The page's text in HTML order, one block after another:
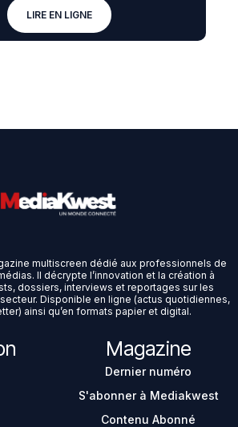
LIRE EN LIGNE
multiscreen dédié aux professionnels de
Il décrypte l’innovation et la création à
dossiers, interviews et reportages sur les
Disponible en ligne (actus quotidiennes,
ainsi qu’en formats papier et digital.
Magazine
Dernier numéro
S'abonner à Mediakwest
Contenu Abonné